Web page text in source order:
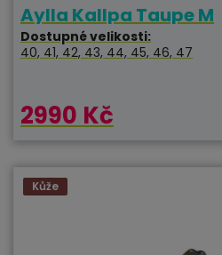
Aylla Kallpa Taupe M
Dostupné velikosti:
40, 41, 42, 43, 44, 45, 46, 47
2990 Kč
Kůže